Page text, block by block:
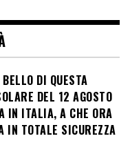
DI QUESTA
DEL 12 AGOSTO
IN ITALIA, A CHE ORA
IN TOTALE SICUREZZA